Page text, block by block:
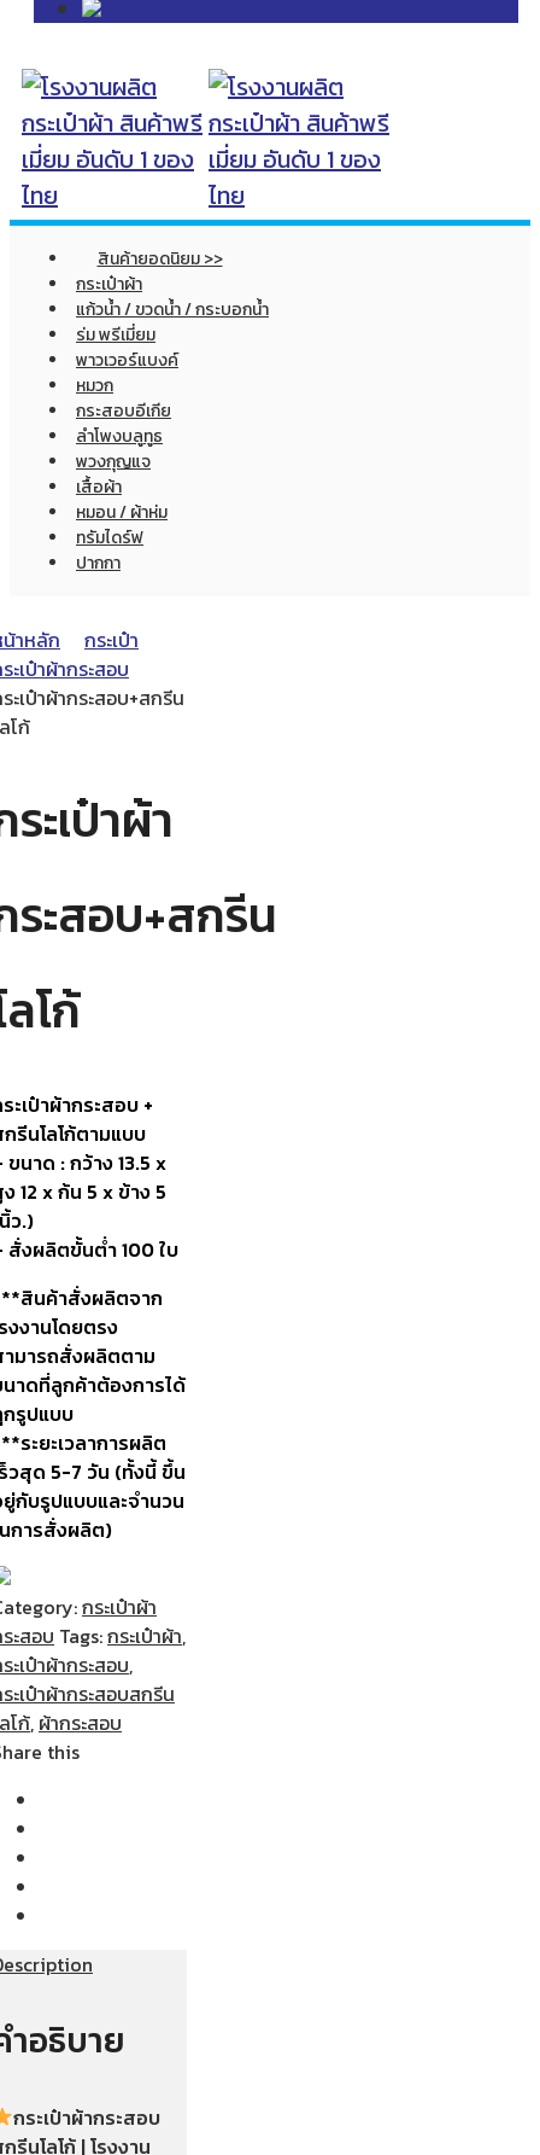
สินค้ายอดนิยม >>
กระเป๋าผ้า
แก้วน้ำ / ขวดน้ำ / กระบอกน้ำ
ร่ม พรีเมี่ยม
พาวเวอร์แบงค์
หมวก
กระสอบอีเกีย
ลำโพงบลูทูธ
พวงกุญแจ
เสื้อผ้า
หมอน / ผ้าห่ม
ทรัมไดร์ฟ
ปากกา
าหลัก
กระเป๋า
ะเป๋าผ้ากระสอบ
ะเป๋าผ้ากระสอบ+สกรีน
โก้
ระเป๋าผ้า
ระสอบ+สกรีน
ลโก้
ะเป๋าผ้ากระสอบ +
รีนโลโก้ตามแบบ
ขนาด : กว้าง 13.5 x
12 x ก้น 5 x ข้าง 5
ว.)
สั่งผลิตขั้นต่ำ 100 ใบ
สินค้าสั่งผลิตจาก
งงานโดยตรง
มารถสั่งผลิตตาม
าดที่ลูกค้าต้องการได้
รูปแบบ
ระยะเวลาการผลิต
วสุด 5-7 วัน (ทั้งนี้ ขึ้น
กับรูปแบบและจำนวน
การสั่งผลิต)
กระเป๋าผ้า
ะสอบ Tags:กระเป๋าผ้า,
ะเป๋าผ้ากระสอบ,
ะเป๋าผ้ากระสอบสกรีน
โก้, ผ้ากระสอบ
this
ำอธิบาย
กระเป๋าผ้ากระสอบ
รีนโลโก้ | โรงงาน